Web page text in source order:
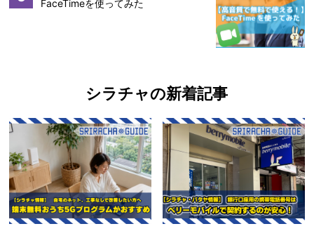
FaceTimeを使ってみた
シラチャの新着記事